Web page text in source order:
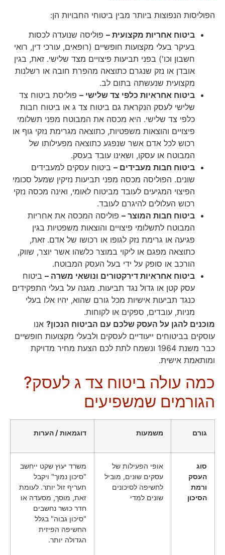
הפוליסות הנפוצות ביותר מבין ביטוחי החבויות הן:
ביטוח אחריות מקצועית – פוליסה שנועדה לכסות
בעיקר בעלי מקצועות חופשיים (רופאים, עורכי דין, רואי
חשבון וכו') בפני תביעות פיצויים מצד שלישי. זאת, בגין
אובדן או נזק שנגרם כתוצאה מהפרת חובה או רשלנות
מקצועית שנעשתה בתום לב.
ביטוח אחראיות כלפי צד שלישי – פוליסת ביטוח צד
שלישי לעסק הנקראת גם ביטוח צד ג או ביטוח חבות
כלפי צד שלישי. היא מכסה את המבוטח מפני תשלומי
פיצויים והוצאות משפטיות, כתוצאה מגרימת נזקי גוף או
רכוש לכל אדם אשר שנפגע כתוצאה מפעילותו של
המבוטח או עסקו, ושאינו עובד בעסק.
ביטוח חבות מעבידים – ביטוח עסקים למעבידים
שונים. הפוליסה מכסה מפני תביעות נזיקין שמעל סכומי
הפיצוי המגיעים לעובד מביטוח לאומי, ואינה מכסה נזקי
רכוש העלולים להיגרם לעובד.
ביטוח חבות המוצר – פוליסה המכסה את אחריות
המבוטח לתשלומי פיצויים והוצאות משפטיות בגין
פגיעה או גרימת נזק לגופו או רכושו של אדם. זאת,
כתוצאה מפגם או ליקוי במוצר כלשהו אשר יוצר, שווק,
הורכב או סופק על ידי בעל העסק המבוטח.
ביטוח אחראיות דירקטורים ונושאי משרה – ביטוח
עסק קטן או גדול נגד תביעות. מגנה על בעלי התפקידים
כנגד תביעות אישיות מכל גורם שהוא, יהיו אלו בעלי
מניות, עובדים, ספקים או לקוחות.
מוכנים להגן על העסק שלכם עם הביטוח הנכון? אנו
עוסקים בביטוחים ייעודיים לעסקים ולבעלי מקצועות חופשיים
כבר משנת 1964 ונשמח לתת לכם הצעת מחיר מדויקת
ומותאמת אישית.
כמה עולה ביטוח צד ג לעסק?
הגורמים שמשפיעים
גורם משמעות דוגמאות / הערות
סוג
העסק
ורמת
הסיכון
אופי הפעילות של
עסקים שונים, מוביל
לחשיפה לסיכונים
שונים למדי
משרד יעוץ שקט ייחשב
"סיכון נמוך" ויקבל
תעריף זול יותר. לעומת
זאת, מוסך, מסעדה או
חדר כושר נחשבים
"סיכון גבוה" בגלל
החשיפה הפיזית
הגדולה יותר.